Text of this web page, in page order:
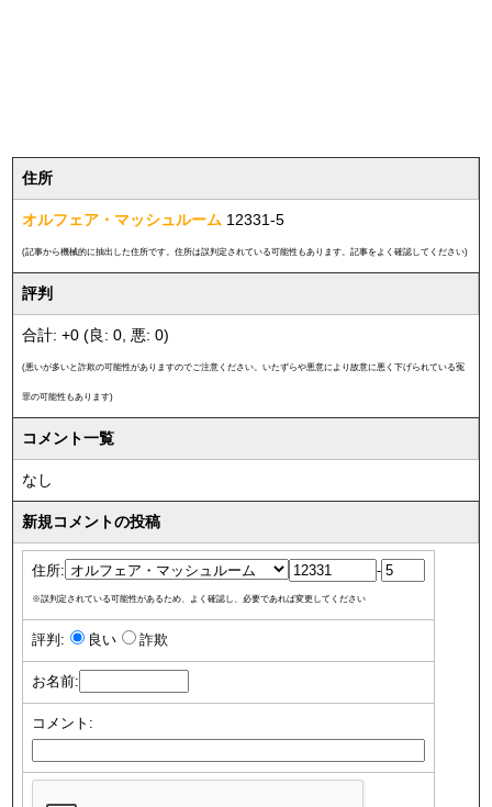
住所
オルフェア・マッシュルーム 12331-5
(記事から機械的に抽出した住所です。住所は誤判定されている可能性もあります。記事をよく確認してください)
評判
合計: +0 (良: 0, 悪: 0)
(悪いが多いと詐欺の可能性がありますのでご注意ください。いたずらや悪意により故意に悪く下げられている冤
罪の可能性もあります)
コメント一覧
なし
新規コメントの投稿
住所: -
※誤判定されている可能性があるため、よく確認し、必要であれば変更してください
評判: 良い 詐欺
お名前:
コメント: